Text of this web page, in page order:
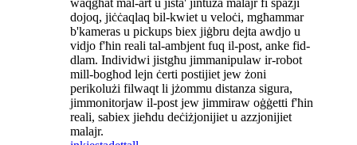
waqgħat mal-art u jista' jintuża malajr fi spazji
dojoq, jiċċaqlaq bil-kwiet u veloċi, mgħammar
b'kameras u pickups biex jiġbru dejta awdjo u
vidjo f'ħin reali tal-ambjent fuq il-post, anke fid-
dlam. Individwi jistgħu jimmanipulaw ir-robot
mill-bogħod lejn ċerti postijiet jew żoni
perikolużi filwaqt li jżommu distanza sigura,
jimmonitorjaw il-post jew jimmiraw oġġetti f'ħin
reali, sabiex jieħdu deċiżjonijiet u azzjonijiet
malajr.